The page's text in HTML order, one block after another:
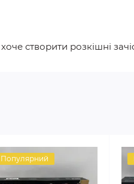
створити розкішні
Популярний